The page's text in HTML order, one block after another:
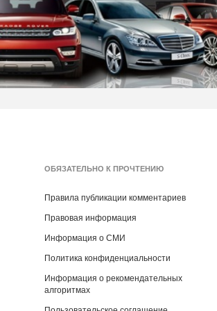
ОБЯЗАТЕЛЬНО К ПРОЧТЕНИЮ
Правила публикации комментариев
Правовая информация
Информация о СМИ
Политика конфиденциальности
Информация о рекомендательных
алгоритмах